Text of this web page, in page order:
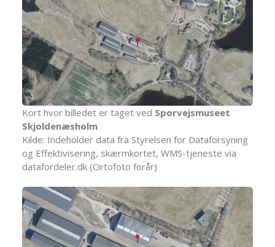
Kort hvor billedet er taget ved Sporvejsmuseet
Skjoldenæsholm
Kilde: Indeholder data fra Styrelsen for Dataforsyning
og Effektivisering, skærmkortet, WMS-tjeneste via
datafordeler.dk (Ortofoto forår)